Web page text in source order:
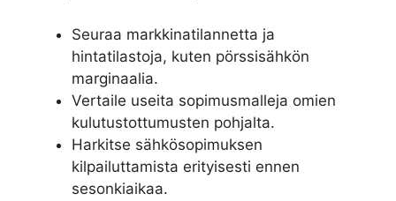
Seuraa markkinatilannetta ja
hintatilastoja, kuten pörssisähkön
marginaalia.
Vertaile useita sopimusmalleja omien
kulutustottumusten pohjalta.
Harkitse sähkösopimuksen
kilpailuttamista erityisesti ennen
sesonkiaikaa.